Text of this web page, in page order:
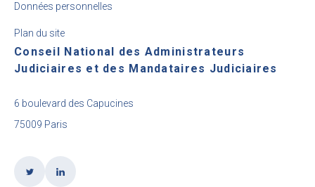
Données personnelles
Plan du site
Conseil National des Administrateurs
Judiciaires et des Mandataires Judiciaires
6 boulevard des Capucines
75009 Paris